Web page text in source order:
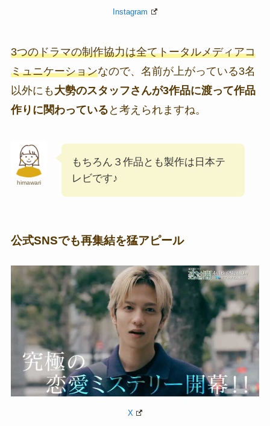
Instagram
3つのドラマの制作協力は全てトータルメディアコ
ミュニケーションなので、名前が上がっている3名
以外にも大勢のスタッフさんが3作品に渡って作品
作りに関わっている と考えられますね。
himawari
もちろん３作品とも製作は日本テ
レビです♪
公式SNSでも再集結を猛アピール
X